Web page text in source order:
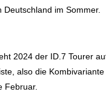
Deutschland im Sommer.
2024 der ID.7 Tourer
also die Kombivariante
Februar.